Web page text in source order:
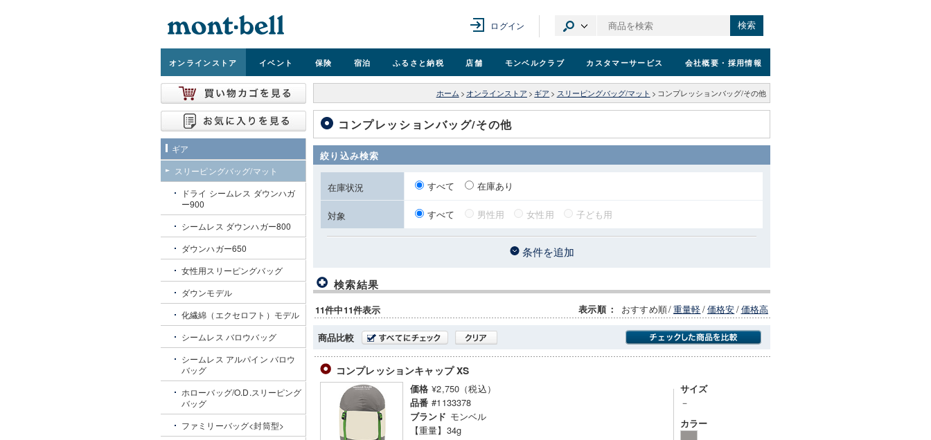
ログイン 検索
オンラインストア イベント 保険 宿泊 ふるさと納税 店舗 モンベルクラブ カスタマーサービス 会社概要 ・採用情報
ホーム > オンラインストア > ギア > スリーピングバッグ/マット > コンプレッションバッグ/その他
コンプレッションバッグ/その他
絞り込み検索
在庫状況 すべて 在庫あり
対象 すべて 男性用 女性用 子ども用
条件を追加
検索結果
11件中11件表示 表示順 ： おすすめ順/重量軽/価格安/価格高
商品比較
コンプレッションキャップ XS
価格 ¥2,750（税込）
品番 #1133378
ブランド モンベル
【重量】34g
サイズ
－
カラー
ギア
スリーピングバッグ/マット
ドライ シームレス ダウンハガ
ー900
シームレス ダウンハガー800
ダウンハガー650
女性用スリーピングバッグ
ダウンモデル
化繊綿（エクセロフト）モデル
シームレス バロウバッグ
シームレス アルパイン バロウ
バッグ
ホローバッグ/O.D.スリーピング
バッグ
ファミリーバッグ<封筒型>